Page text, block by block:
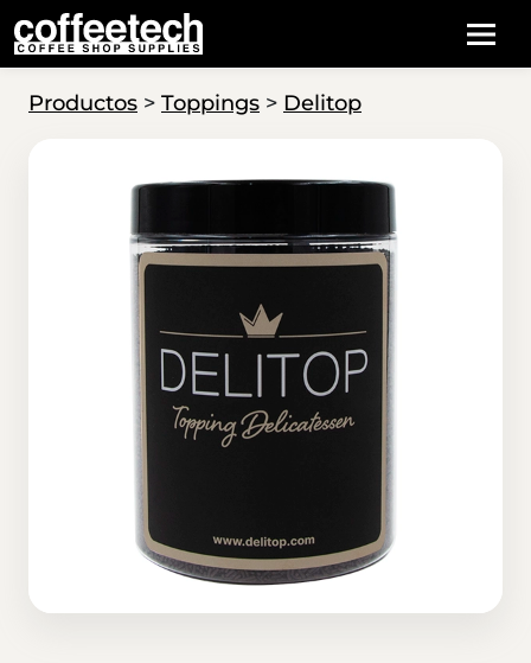
Productos > Toppings > Delitop